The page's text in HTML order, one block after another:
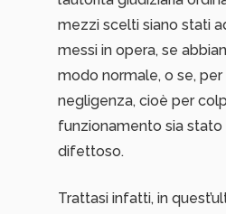
mezzi scelti siano stati
messi in opera, se
modo normale, o se, per
negligenza, cioè per
funzionamento sia stato
difettoso.
Trattasi infatti, in